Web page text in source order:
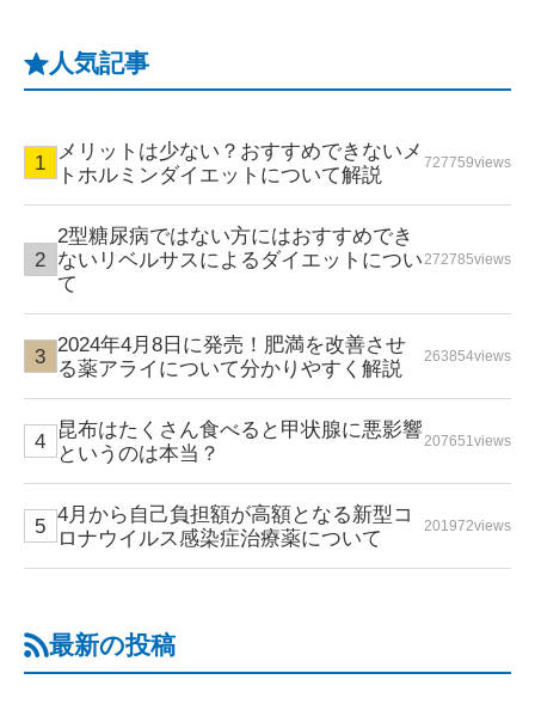
人気記事
メリットは少ない？おすすめできないメ
トホルミンダイエットについて解説
727759views
2型糖尿病ではない方にはおすすめでき
ないリベルサスによるダイエットについ
て
272785views
2024年4月8日に発売！肥満を改善させ
る薬アライについて分かりやすく解説
263854views
昆布はたくさん食べると甲状腺に悪影響
というのは本当？
207651views
4月から自己負担額が高額となる新型コ
ロナウイルス感染症治療薬について
201972views
最新の投稿